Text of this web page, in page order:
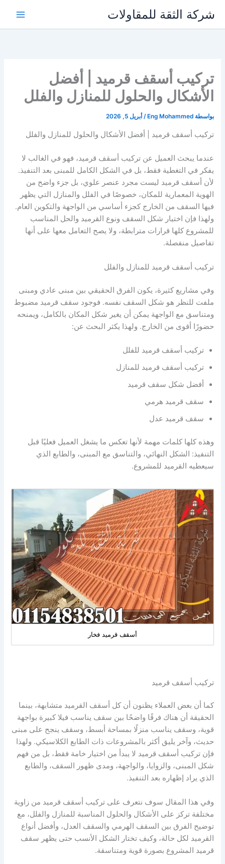
المحتوى
شركة الثقة للمقاولات
تركيب أسقف قرميد | أفضل
الأشكال والحلول للمنازل والفلل
بواسطة Eng Mohammed
/ أبريل 5, 2026
تركيب أسقف قرميد | أفضل الأشكال والحلول للمنازل والفلل
عندما يبحث العميل عن تركيب أسقف قرميد، فهو في الغالب لا
يفكر في التغطية فقط، بل في الشكل الكامل للمبنى بعد التنفيذ.
لأن أسقف قرميد ليست مجرد عنصر علوي، بل جزء واضح من
الهوية المعمارية للمكان، خصوصًا في الفلل والمنازل التي يظهر
فيها السقف من الخارج كجزء أساسي من الواجهة والتكوين العام.
ولهذا فإن اختيار شكل السقف ونوع القرميد والحل المناسب
للمشروع كلها قرارات مترابطة، ولا يصح التعامل معها على أنها
تفاصيل منفصلة.
تركيب أسقف قرميد للمنازل والفلل
وفي مشاريع كثيرة، يكون الفرق الحقيقي بين مبنى عادي ومبنى
ملفت للنظر هو شكل السقف نفسه. فوجود سقف قرميد مضبوط
ومتناسق مع الواجهة يمكن أن يغير شكل المكان بالكامل، ويمنحه
حضورًا أقوى من الخارج. ولهذا يكثر البحث عن:
تركيب أسقف قرميد للفلل
تركيب أسقف قرميد للمنازل
أفضل شكل سقف قرميد
سقف قرميد هرمي
سقف قرميد عدل
وهذه كلها كلمات مهمة لأنها تعكس ما يشغل العميل فعليًا قبل
التنفيذ: الشكل النهائي، والتناسق مع المبنى، والطابع الذي
سيعطيه القرميد للمشروع.
أسقف قرميد فخار
تركيب أسقف قرميد
كما أن بعض العملاء يظنون أن كل أسقف القرميد متشابهة، بينما
الحقيقة أن هناك فرقًا واضحًا بين سقف يناسب فيلا كبيرة بواجهة
قوية، وسقف يناسب منزلًا بمساحة أبسط، وسقف ينجح على مبنى
حديث، وآخر يليق أكثر بالمشروعات ذات الطابع الكلاسيكي. ولهذا
فإن تركيب أسقف قرميد لا يبدأ من اختيار خامة فقط، بل من فهم
شكل المبنى، والزوايا، والواجهة، ومدى ظهور السقف، والطابع
الذي يراد إظهاره بعد التنفيذ.
وفي هذا المقال سوف نتعرف على تركيب أسقف قرميد من زاوية
مختلفة تركز على الأشكال والحلول المناسبة للمنازل والفلل، مع
توضيح الفرق بين السقف الهرمي والسقف العدل، وأفضل أنواع
القرميد لكل حالة، وكيف تختار الشكل الأنسب حتى يظهر سقف
قرميد المشروع بصورة قوية ومتناسقة.